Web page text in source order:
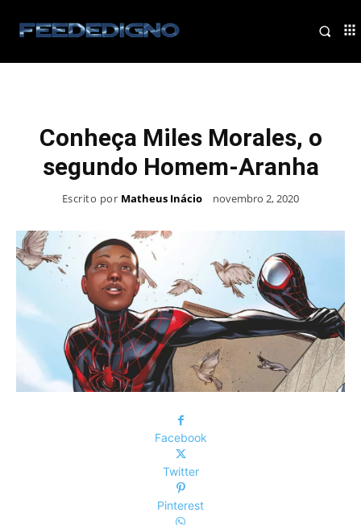
Conheça Miles Morales, o
segundo Homem-Aranha
Escrito por Matheus Inácio novembro 2, 2020
Facebook
Twitter
Pinterest